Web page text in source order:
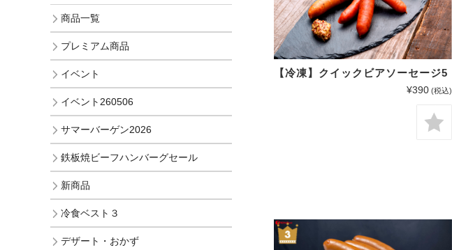
【冷凍】クイックビアソーセージ5
¥390 (税込)
商品一覧
プレミアム商品
イベント
イベント260506
サマーバーゲン2026
鉄板焼ビーフハンバーグセール
新商品
冷食ベスト３
デザート・おかず